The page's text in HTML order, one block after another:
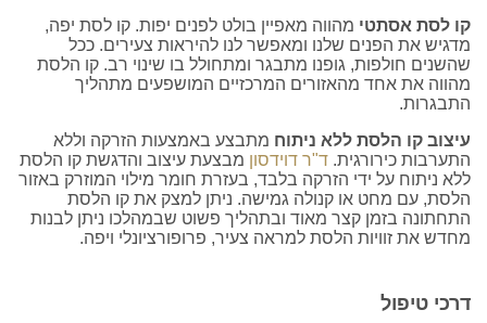
קו לסת אסתטי מהווה מאפיין בולט לפנים יפות. קו לסת יפה,
מדגיש את הפנים שלנו ומאפשר לנו להיראות צעירים. ככל
שהשנים חולפות, גופנו מתבגר ומתחולל בו שינוי רב. קו הלסת
מהווה את אחד מהאזורים המרכזיים המושפעים מתהליך
התבגרות.
עיצוב קו הלסת ללא ניתוח מתבצע באמצעות הזרקה וללא
התערבות כירורגית. ד"ר דוידסון מבצעת עיצוב והדגשת קו הלסת
ללא ניתוח על ידי הזרקה בלבד, בעזרת חומר מילוי המוזרק באזור
הלסת, עם מחט או קנולה גמישה. ניתן למצק את קו הלסת
התחתונה בזמן קצר מאוד ובתהליך פשוט שבמהלכו ניתן לבנות
מחדש את זוויות הלסת למראה צעיר, פרופורציונלי ויפה.
דרכי טיפול